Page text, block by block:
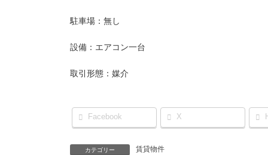
駐車場：無し
設備：エアコン一台
取引形態：媒介
Facebook X
カテゴリー 賃貸物件